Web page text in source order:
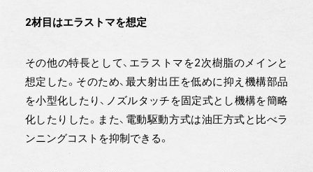
2材目はエラストマを想定
その他の特長として、エラストマを2次樹脂のメインと
想定した。そのため、最大射出圧を低めに抑え機構部品
を小型化したり、ノズルタッチを固定式とし機構を簡略
化したりした。また、電動駆動方式は油圧方式と比べラ
ンニングコストを抑制できる。